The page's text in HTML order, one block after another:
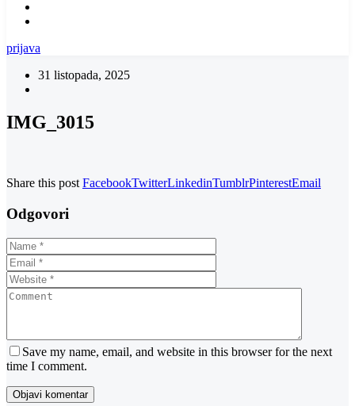
prijava
31 listopada, 2025
IMG_3015
Share this post FacebookTwitterLinkedinTumblrPinterestEmail
Odgovori
Save my name, email, and website in this browser for the next
time I comment.